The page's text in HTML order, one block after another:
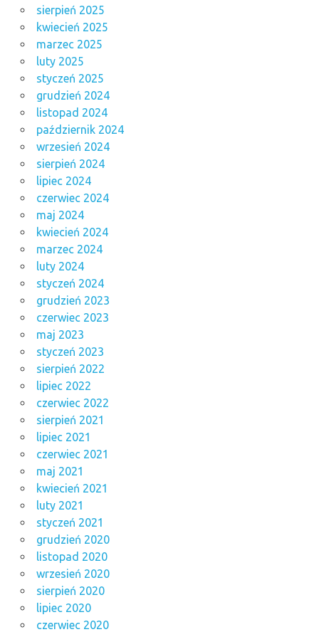
sierpień 2025
kwiecień 2025
marzec 2025
luty 2025
styczeń 2025
grudzień 2024
listopad 2024
październik 2024
wrzesień 2024
sierpień 2024
lipiec 2024
czerwiec 2024
maj 2024
kwiecień 2024
marzec 2024
luty 2024
styczeń 2024
grudzień 2023
czerwiec 2023
maj 2023
styczeń 2023
sierpień 2022
lipiec 2022
czerwiec 2022
sierpień 2021
lipiec 2021
czerwiec 2021
maj 2021
kwiecień 2021
luty 2021
styczeń 2021
grudzień 2020
listopad 2020
wrzesień 2020
sierpień 2020
lipiec 2020
czerwiec 2020